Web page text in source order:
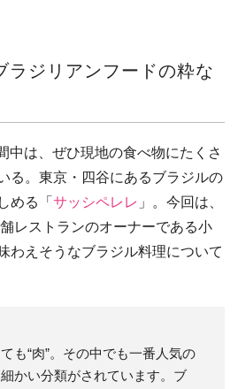
ラジリアンフードの粋な
中は、ぜひ現地の食べ物にたくさ
る。東京・四谷にあるブラジルの
める「 サッシペレレ 」。今回は、
レストランのオーナーである小
わえそうなブラジル料理について
も“肉”。その中でも一番人気の
かい分類がされています。ブ